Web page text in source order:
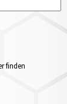
finden